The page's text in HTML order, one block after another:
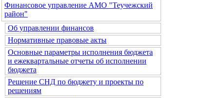
Финансовое управление АМО "Теучежский
район"
Об управлении финансов
Нормативные правовые акты
Основные параметры исполнения бюджета
и ежеквартальные отчеты об исполнении
бюджета
Решение СНД по бюджету и проекты по
решениям